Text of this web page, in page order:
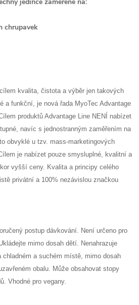
chrupavek
kvalita, čistota a výběr jen takových
a funkční, je nová řada MyoTec Advantage
produktů Advantage Line NENÍ nabízet
navíc s jednostranným zaměřením na
obvyklé u tzv. mass-marketingových
je nabízet pouze smysluplné, kvalitní a
vyšší ceny. Kvalita a principy celého
privátní a 100% nezávislou značkou
postup dávkování. Není určeno pro
mimo dosah dětí. Nenahrazuje
chladném a suchém místě, mimo dosah
obalu. Může obsahovat stopy
Vhodné pro vegany.